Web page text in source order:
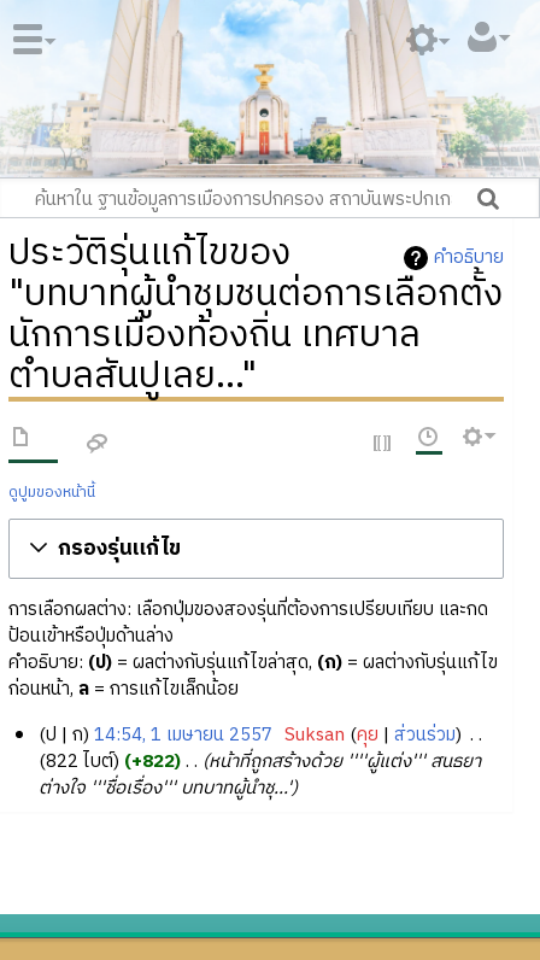
คำอธิบาย
ประวัติรุ่นแก้ไขของ
"บทบาทผู้นำชุมชนต่อการเลือกตั้ง
นักการเมืองท้องถิ่น เทศบาล
ตำบลสันปูเลย..."
ดูปูมของหน้านี้
กรองรุ่นแก้ไข
การเลือกผลต่าง: เลือกปุ่มของสองรุ่นที่ต้องการเปรียบเทียบ และกด
ป้อนเข้าหรือปุ่มด้านล่าง
คำอธิบาย: (ป)= ผลต่างกับรุ่นแก้ไขล่าสุด, (ก)= ผลต่างกับรุ่นแก้ไข
ก่อนหน้า, ล= การแก้ไขเล็กน้อย
ย
น
ป ก 14:54, 1 เมษายน 2557 Suksan คุย ส่วนร่วม ‎
822 ไบต์
+822 ‎
หน้าที่ถูกสร้างด้วย ''''ผู้แต่ง''' สนธยา
ต่างใจ '''ชื่อเรื่อง''' บทบาทผู้นำชุ...'